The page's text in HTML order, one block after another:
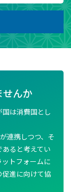
んか
は消費国とし
連携しつつ、そ
ると考えてい
トフォームに
進に向けて協